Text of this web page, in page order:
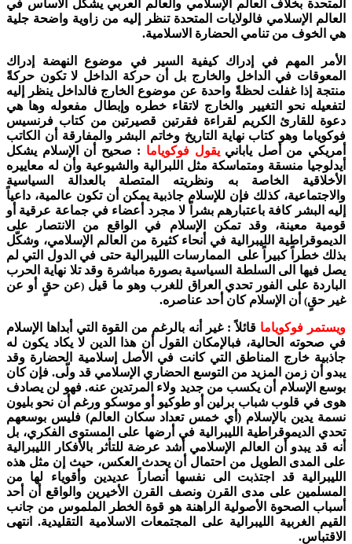
المتحدة بخلاف العالم الإسلامي والعالم العربي يشكل الأساس في
العالم الإسلامي فالولايات المتحدة تنظر إليه من زاوية واضحة جلية
هي الخوف من تنامي الحضارة الاسلامية.
الأمر المهم في إدراك كيفية السير في موضوع النهضة إدراك
المعوقات في الداخل والخارج بل أن حركة الداخل لا تكون حركةً
منتجة إذا غفلت لحظةً واحدة عن موضوع الخارج فالداخل ينظر إليه
لتفعيله نحو التغيير والخارج لاتقاء خطره وإبطال مفعوله وها هي
دعوة للقارئ الكريم لقراءة فقرتين قصيرتين من كتاب فرنسيس
فوكوياما وهو كتاب نهاية التاريخ وخاتم البشر والمفارقة أن الكاتب
أمريكي من أصل يابانييقول فوكوياما : صحيح أن الإسلام يشكل
أيدلوجيا منسقة ومتماسكة مثل اللبرالية والشيوعية وأن له معاييره
الأخلاقية الخاصة به ونظريته المتصلة بالعدالة السياسية
والاجتماعية، كذلك فإن للإسلام جاذبية يمكن أن تكون عالمية، داعياً
إليه البشر كافة باعتبارهم بشراً لا مجرد أعضاء في جماعة عرقية أو
قومية معينة، وقد تمكن الإسلام في الواقع من الانتصار على
الديموقراطية الليبرالية في أنحاء كثيرة من العالم الإسلامي، وشكّل
بذلك خطراً كبيراً على الممارسات الليبرالية حتى في الدول التي لم
يصل فيها الى السلطة السياسية بصورة مباشرة وقد تلا نهاية الحرب
الباردة على الفور تحدي العراق للغرب وهو ما قيل (عن حقٍ أو عن
غير حقٍ) أن الإسلام كان أحد عناصره.
ويستمر فوكوياما قائلاً : غير أنه بالرغم من القوة التي أبداها الإسلام
في صحوته الحالية، فبالإمكان القول أن هذا الدين لا يكاد يكون له
جاذبية خارج المناطق التي كانت في الأصل إسلامية الحضارة وقد
يبدو أن زمن المزيد من التوسع الحضاري الإسلامي قد ولّى. فإن كان
بوسع الإسلام أن يكسب من جديد ولاء المرتدين عنه. فهو لن يصادف
هوى في قلوب شباب برلين أو طوكيو أو موسكو ورغم أن نحو بليون
نسمة يدين بالإسلام (أي خمس تعداد سكان العالم) فليس بوسعهم
تحدي الديموقراطية الليبرالية في أرضها على المستوى الفكري، بل
أنه قد يبدو أن العالم الإسلامي أشد عرضة للتأثر بالأفكار الليبرالية
على المدى الطويل من احتمال أن يحدث العكس، حيث إن مثل هذه
الليبرالية قد اجتذبت الى نفسها أنصاراً عديدين وأقوياء لها من
المسلمين على مدى القرن ونصف القرن الأخيرين والواقع أن أحد
أسباب الصحوة الأصولية الراهنة هو قوة الخطر الملموس من جانب
القيم الغربية الليبرالية على المجتمعات الاسلامية التقليدية. انتهى
الاقتباس.